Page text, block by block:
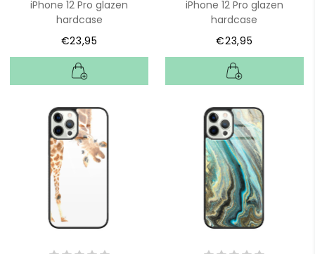
iPhone 12 Pro glazen
hardcase
€23,95
iPhone 12 Pro glazen
hardcase
€23,95